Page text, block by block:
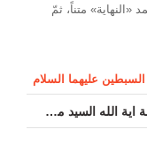
«النهاية» متناً، ثمّ
عليهما السلام
تقرير مصوّر - موكب عزاء مکتب سماحة اية الله السيد مرتضى الموسوي الاصفهاني في يوم إستشهاد السيدة فاطم...